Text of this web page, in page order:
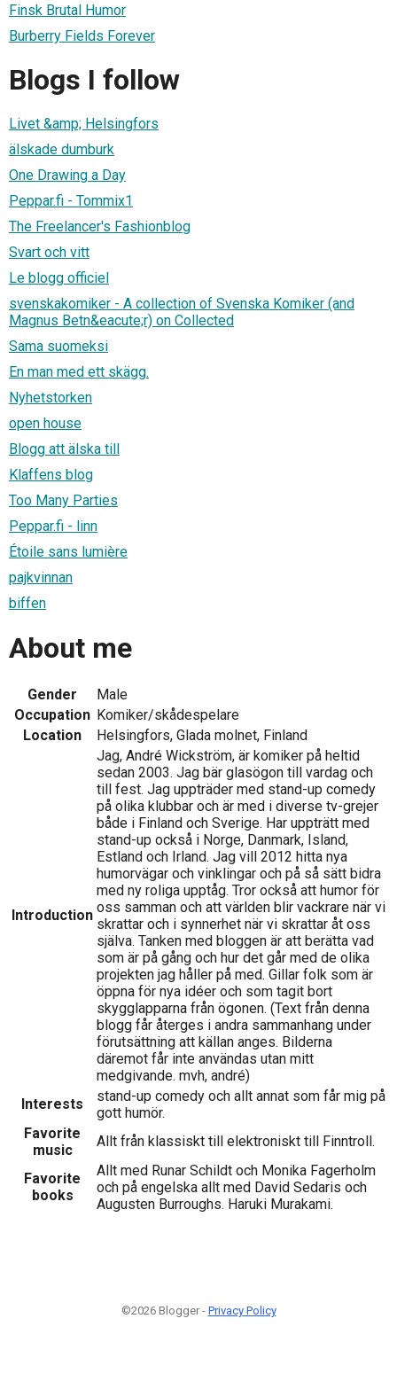
Finsk Brutal Humor
Burberry Fields Forever
Blogs I follow
Livet &amp; Helsingfors
älskade dumburk
One Drawing a Day
Peppar.fi - Tommix1
The Freelancer's Fashionblog
Svart och vitt
Le blogg officiel
svenskakomiker - A collection of Svenska Komiker (and
Magnus Betn&eacute;r) on Collected
Sama suomeksi
En man med ett skägg.
Nyhetstorken
open house
Blogg att älska till
Klaffens blog
Too Many Parties
Peppar.fi - linn
Étoile sans lumière
pajkvinnan
biffen
About me
Gender
Male
Occupation Komiker/skådespelare
Location
Helsingfors, Glada molnet, Finland
Introduction
Jag, André Wickström, är komiker på heltid
sedan 2003. Jag bär glasögon till vardag och
till fest. Jag uppträder med stand-up comedy
på olika klubbar och är med i diverse tv-grejer
både i Finland och Sverige. Har uppträtt med
stand-up också i Norge, Danmark, Island,
Estland och Irland. Jag vill 2012 hitta nya
humorvägar och vinklingar och på så sätt bidra
med ny roliga upptåg. Tror också att humor för
oss samman och att världen blir vackrare när vi
skrattar och i synnerhet när vi skrattar åt oss
själva. Tanken med bloggen är att berätta vad
som är på gång och hur det går med de olika
projekten jag håller på med. Gillar folk som är
öppna för nya idéer och som tagit bort
skygglapparna från ögonen. (Text från denna
blogg får återges i andra sammanhang under
förutsättning att källan anges. Bilderna
däremot får inte användas utan mitt
medgivande. mvh, andré)
Interests
stand-up comedy och allt annat som får mig på
gott humör.
Favorite
music
Allt från klassiskt till elektroniskt till Finntroll.
Favorite
books
Allt med Runar Schildt och Monika Fagerholm
och på engelska allt med David Sedaris och
Augusten Burroughs. Haruki Murakami.
©2026 Blogger - Privacy Policy